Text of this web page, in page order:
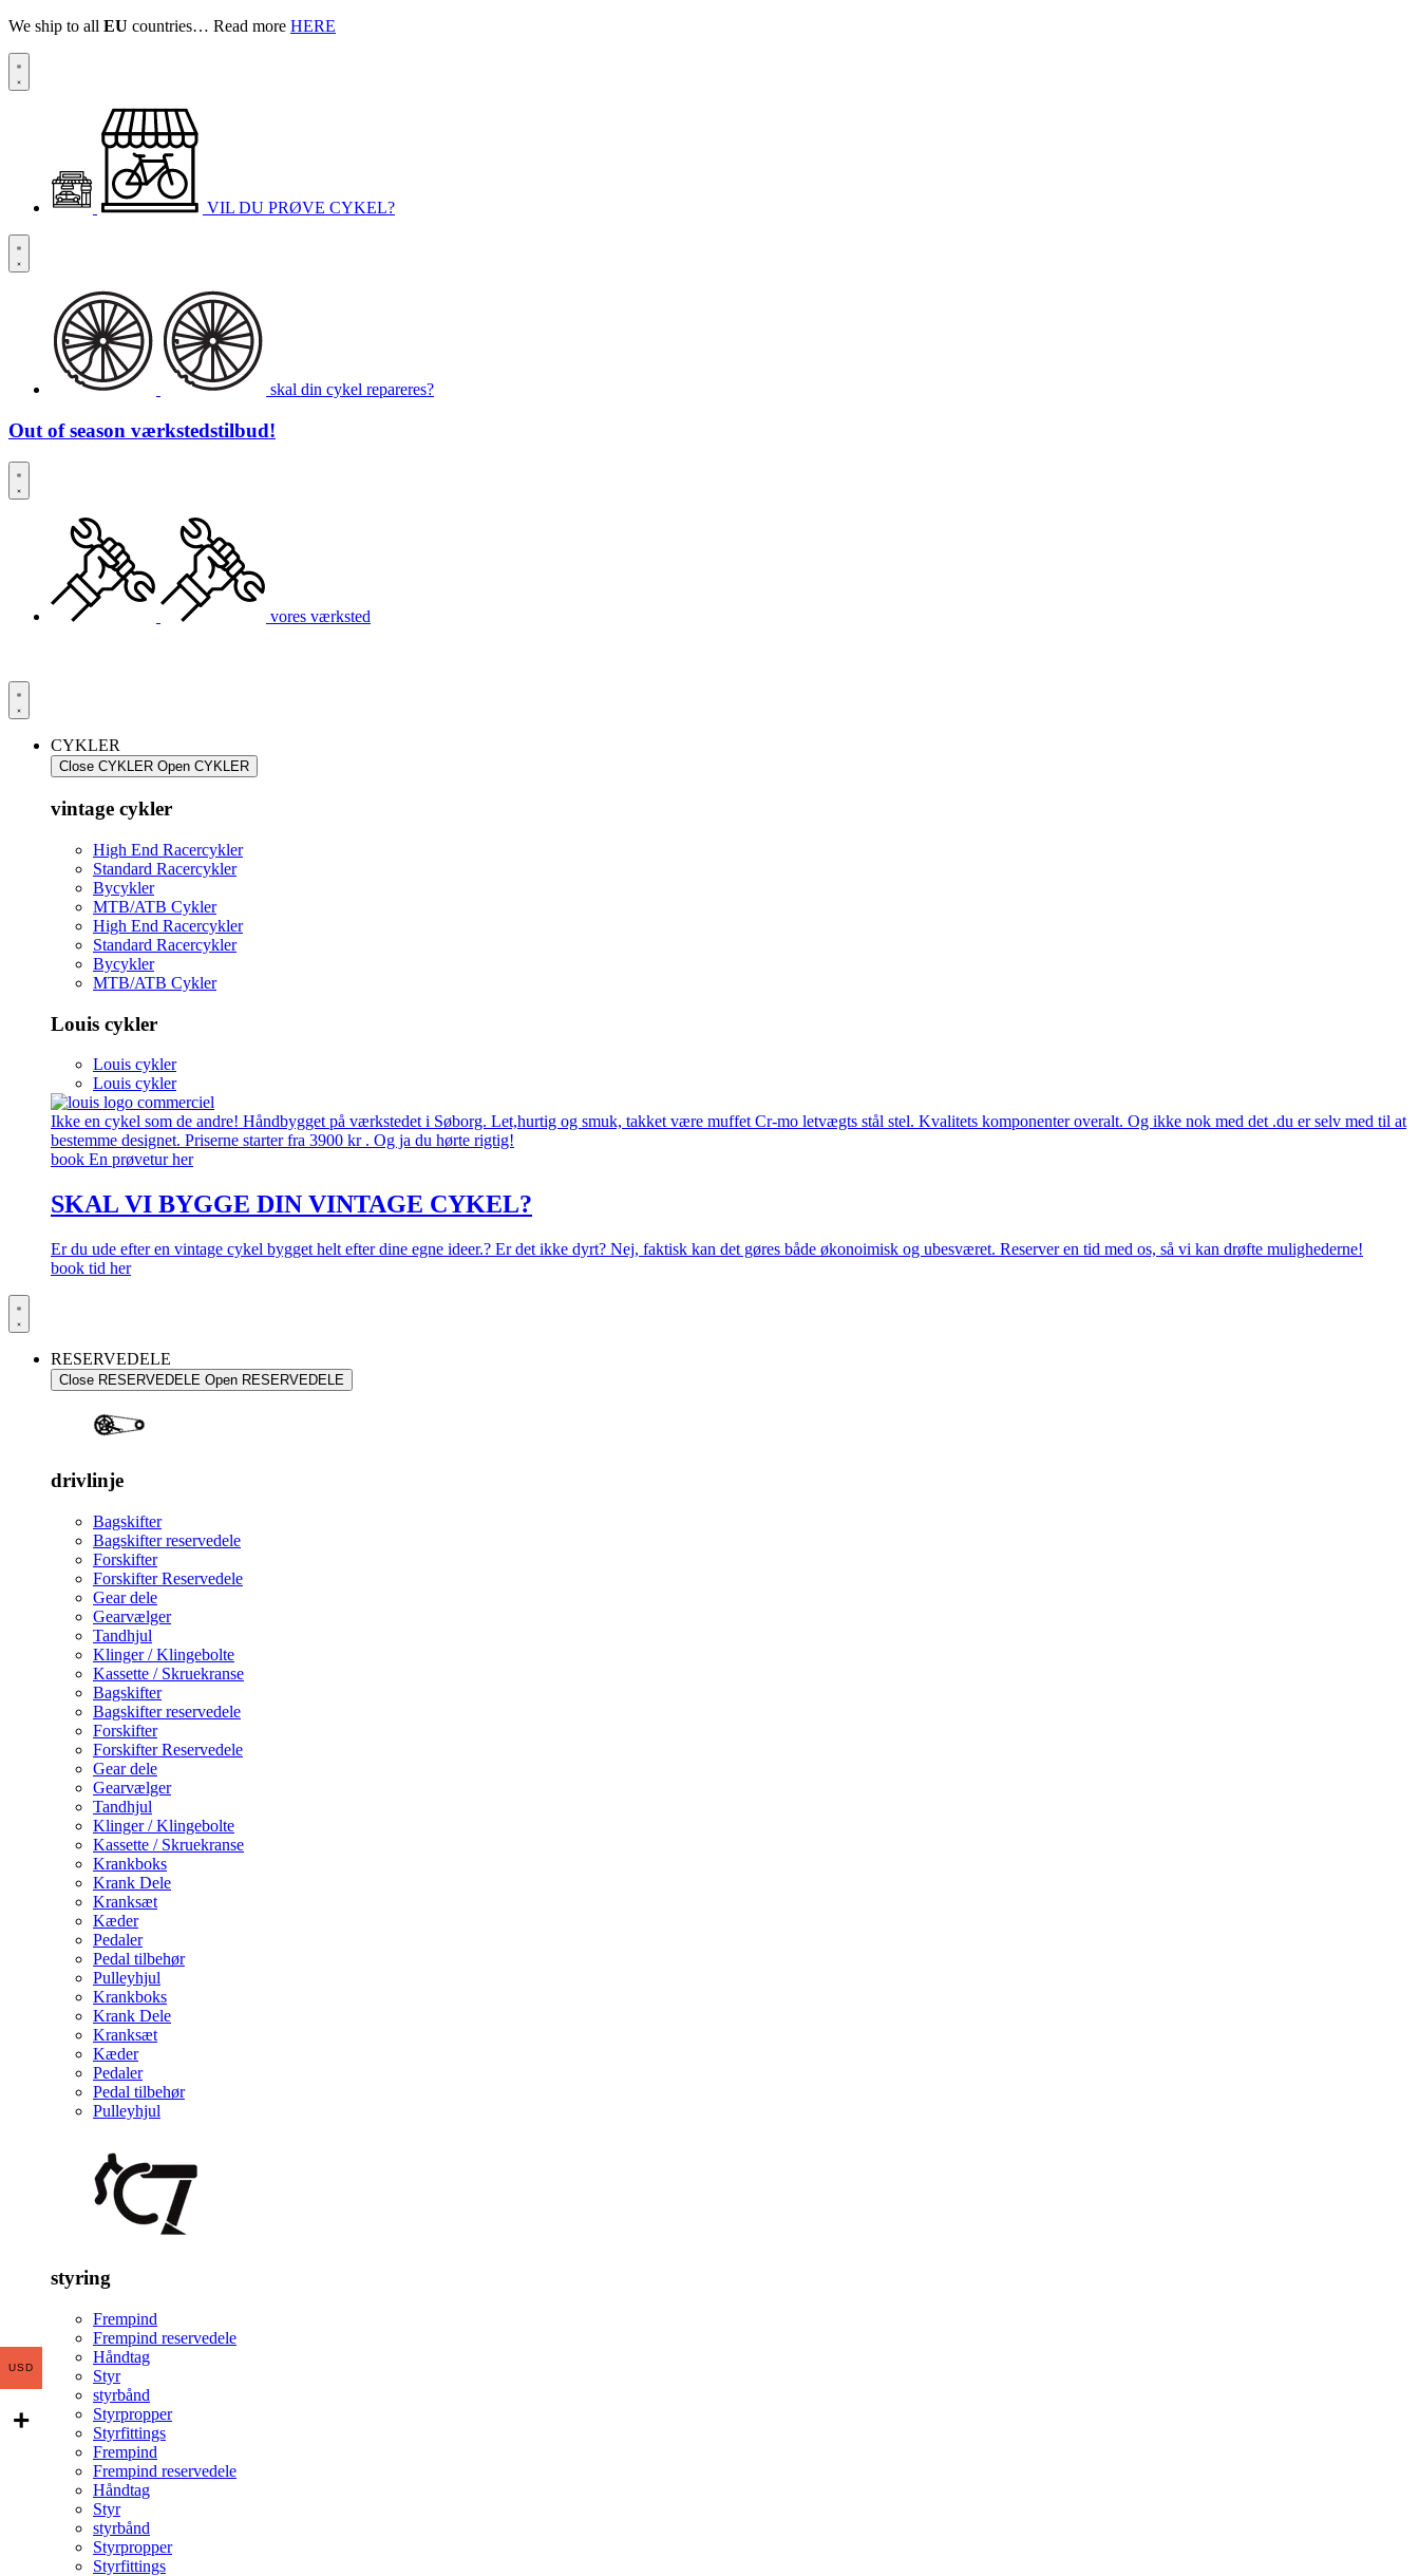
We ship to all EU countries… Read more HERE
VIL DU PRØVE CYKEL?
skal din cykel repareres?
Out of season værkstedstilbud!
vores værksted
CYKLER
Close CYKLER Open CYKLER
vintage cykler
High End Racercykler
Standard Racercykler
Bycykler
MTB/ATB Cykler
High End Racercykler
Standard Racercykler
Bycykler
MTB/ATB Cykler
Louis cykler
Louis cykler
Louis cykler
Ikke en cykel som de andre! Håndbygget på værkstedet i Søborg. Let,hurtig og smuk, takket være muffet Cr-mo letvægts stål stel. Kvalitets komponenter overalt. Og ikke nok med det .du er selv med til at
bestemme designet. Priserne starter fra 3900 kr . Og ja du hørte rigtig!
book En prøvetur her
SKAL VI BYGGE DIN VINTAGE CYKEL?
Er du ude efter en vintage cykel bygget helt efter dine egne ideer.? Er det ikke dyrt? Nej, faktisk kan det gøres både økonoimisk og ubesværet. Reserver en tid med os, så vi kan drøfte mulighederne!
book tid her
RESERVEDELE
Close RESERVEDELE Open RESERVEDELE
drivlinje
Bagskifter
Bagskifter reservedele
Forskifter
Forskifter Reservedele
Gear dele
Gearvælger
Tandhjul
Klinger / Klingebolte
Kassette / Skruekranse
Bagskifter
Bagskifter reservedele
Forskifter
Forskifter Reservedele
Gear dele
Gearvælger
Tandhjul
Klinger / Klingebolte
Kassette / Skruekranse
Krankboks
Krank Dele
Kranksæt
Kæder
Pedaler
Pedal tilbehør
Pulleyhjul
Krankboks
Krank Dele
Kranksæt
Kæder
Pedaler
Pedal tilbehør
Pulleyhjul
styring
Frempind
Frempind reservedele
Håndtag
Styr
styrbånd
Styrpropper
Styrfittings
Frempind
Frempind reservedele
Håndtag
Styr
styrbånd
Styrpropper
Styrfittings
USD